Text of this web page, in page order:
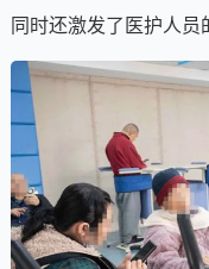
同时还激发了医护人员